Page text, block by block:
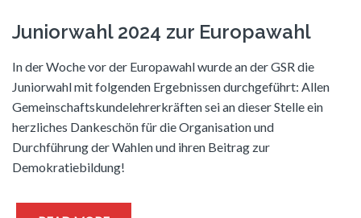
Juniorwahl 2024 zur Europawahl
In der Woche vor der Europawahl wurde an der GSR die
Juniorwahl mit folgenden Ergebnissen durchgeführt: Allen
Gemeinschaftskundelehrerkräften sei an dieser Stelle ein
herzliches Dankeschön für die Organisation und
Durchführung der Wahlen und ihren Beitrag zur
Demokratiebildung!